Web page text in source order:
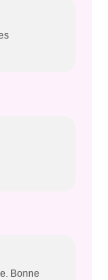
Bonne